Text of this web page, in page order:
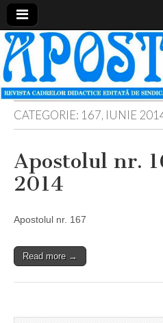
Apostolul
Revista
cadrelor
didactice
din
judetul
Neamt
CATEGORIE: 167, IUNIE
Apostolul nr.
2014
Apostolul nr. 167
Read more →